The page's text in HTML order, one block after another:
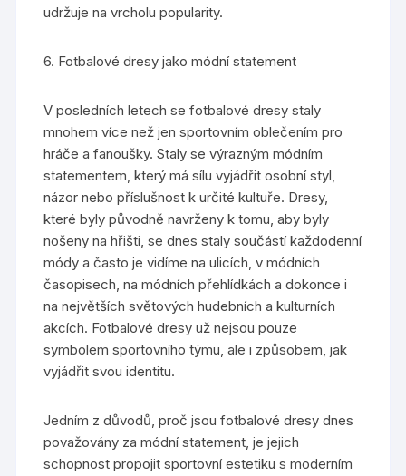
udržuje na vrcholu popularity.
6. Fotbalové dresy jako módní statement
V posledních letech se fotbalové dresy staly
mnohem více než jen sportovním oblečením pro
hráče a fanoušky. Staly se výrazným módním
statementem, který má sílu vyjádřit osobní styl,
názor nebo příslušnost k určité kultuře. Dresy,
které byly původně navrženy k tomu, aby byly
nošeny na hřišti, se dnes staly součástí každodenní
módy a často je vidíme na ulicích, v módních
časopisech, na módních přehlídkách a dokonce i
na největších světových hudebních a kulturních
akcích. Fotbalové dresy už nejsou pouze
symbolem sportovního týmu, ale i způsobem, jak
vyjádřit svou identitu.
Jedním z důvodů, proč jsou fotbalové dresy dnes
považovány za módní statement, je jejich
schopnost propojit sportovní estetiku s moderním